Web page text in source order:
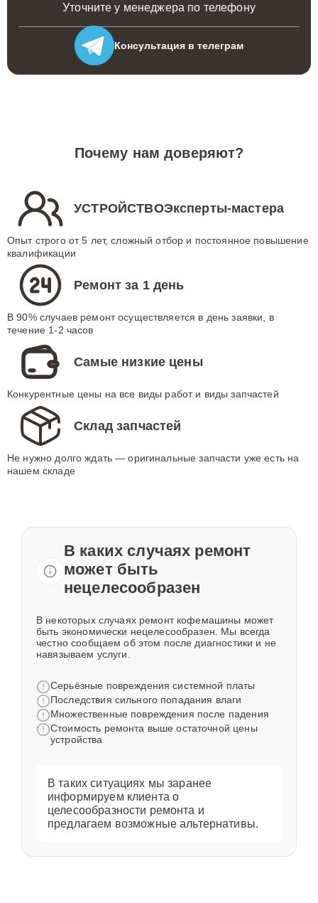
Уточните у менеджера по телефону
Консультация в телеграм
Почему нам доверяют?
УСТРОЙСТВОЭксперты-мастера
Опыт строго от 5 лет, сложный отбор и постоянное повышение
квалификации
Ремонт за 1 день
В 90% случаев ремонт осуществляется в день заявки, в
течение 1-2 часов
Самые низкие цены
Конкурентные цены на все виды работ и виды запчастей
Склад запчастей
Не нужно долго ждать — оригинальные запчасти уже есть на
нашем складе
В каких случаях ремонт
может быть
нецелесообразен
В некоторых случаях ремонт кофемашины может
быть экономически нецелесообразен. Мы всегда
честно сообщаем об этом после диагностики и не
навязываем услуги.
Серьёзные повреждения системной платы
Последствия сильного попадания влаги
Множественные повреждения после падения
Стоимость ремонта выше остаточной цены
устройства
В таких ситуациях мы заранее
информируем клиента о
целесообразности ремонта и
предлагаем возможные альтернативы.